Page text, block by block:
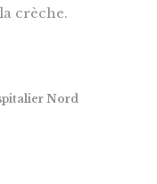
crèche.
Nord